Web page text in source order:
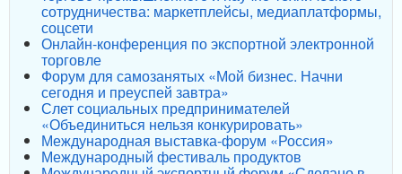
сотрудничества: маркетплейсы, медиаплатформы,
соцсети
Онлайн-конференция по экспортной электронной
торговле
Форум для самозанятых «Мой бизнес. Начни
сегодня и преуспей завтра»
Слет социальных предпринимателей
«Объединиться нельзя конкурировать»
Международная выставка-форум «Россия»
Международный фестиваль продуктов